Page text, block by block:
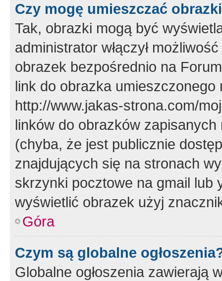
Czy mogę umieszczać
Tak, obrazki mogą być
administrator włączył
obrazek bezpośrednio na
link do obrazka
http://www.jakas-strona.com/
linków do obrazków
(chyba, że jest publicznie
znajdujących się na stronach
skrzynki pocztowe na gmail lub
wyświetlić obrazek użyj
Góra
Czym są globalne
Globalne ogłoszenia zawierają